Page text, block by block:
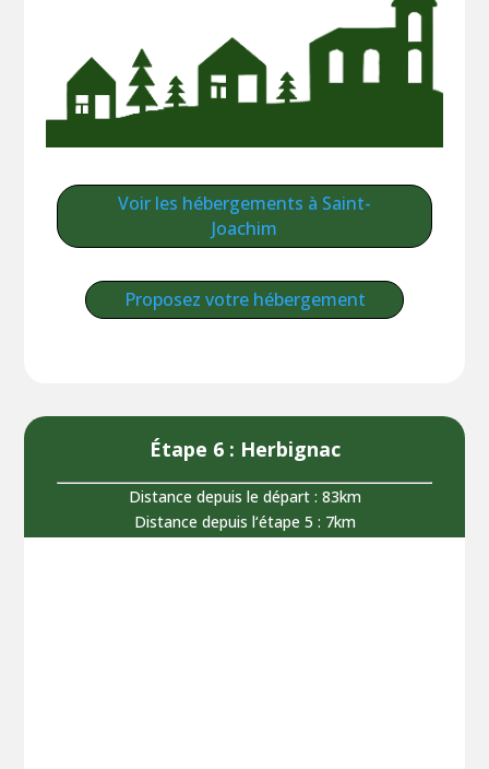
Voir les hébergements à Saint-
Joachim
Proposez votre hébergement
Étape 6 : Herbignac
Distance depuis le départ : 83km
Distance depuis l‘étape 5 : 7km